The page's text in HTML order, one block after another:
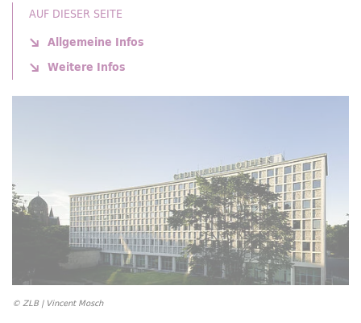
AUF DIESER SEITE
Allgemeine Infos
Weitere Infos
© ZLB | Vincent Mosch